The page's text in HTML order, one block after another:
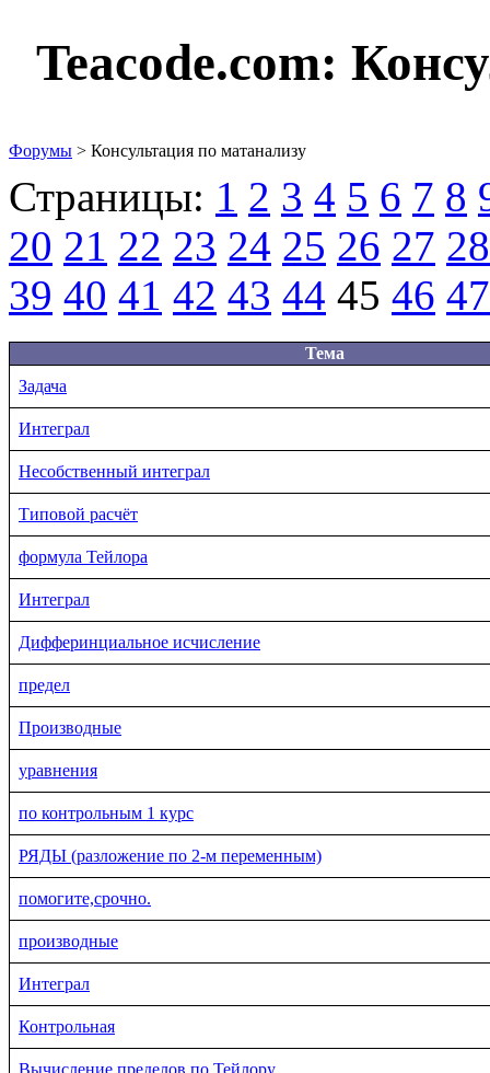
Teacode.com:
Форумы > Консультация по матанализу
Страницы: 1 2 3 4 5 6 7 8
20 21 22 23 24 25 26 27 28
39 40 41 42 43 44 45 46 47
Тема
Задача
Интеграл
Несобственный интеграл
Типовой расчёт
формула Тейлора
Интеграл
Дифферинциальное исчисление
предел
Производные
уравнения
по контрольным 1 курс
РЯДЫ (разложение по 2-м переменным)
помогите,срочно.
производные
Интеграл
Контрольная
Вычисление пределов по Тейлору